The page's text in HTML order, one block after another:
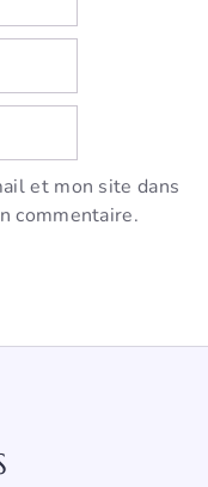
et mon site dans
commentaire.